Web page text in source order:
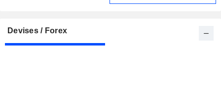
Devises / Forex